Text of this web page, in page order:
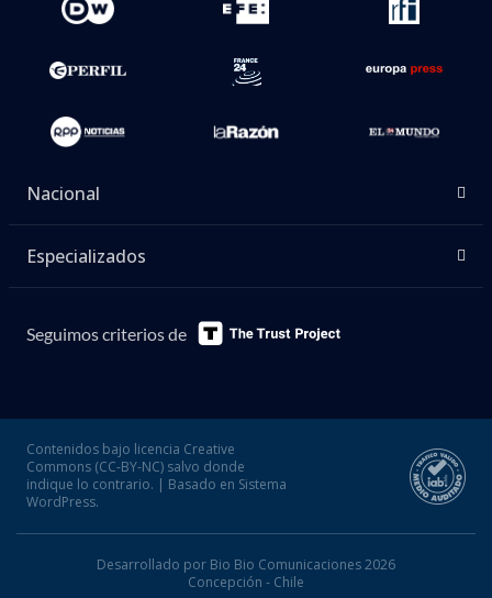
Nacional
Especializados
Seguimos criterios de
Contenidos bajo licencia Creative
Commons (CC-BY-NC) salvo donde
indique lo contrario. | Basado en Sistema
WordPress.
Desarrollado por Bio Bio Comunicaciones 2026
Concepción - Chile